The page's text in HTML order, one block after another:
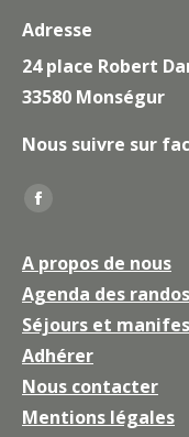
Adresse
24 place Robert
33580 Monségur
Nous suivre sur
Trouvez nous sur :
La
Facebook
s'ouvre
dans
une
nouvelle
fenêtre
A propos de nous
Agenda des randos
Séjours et
Adhérer
Nous contacter
Mentions légales